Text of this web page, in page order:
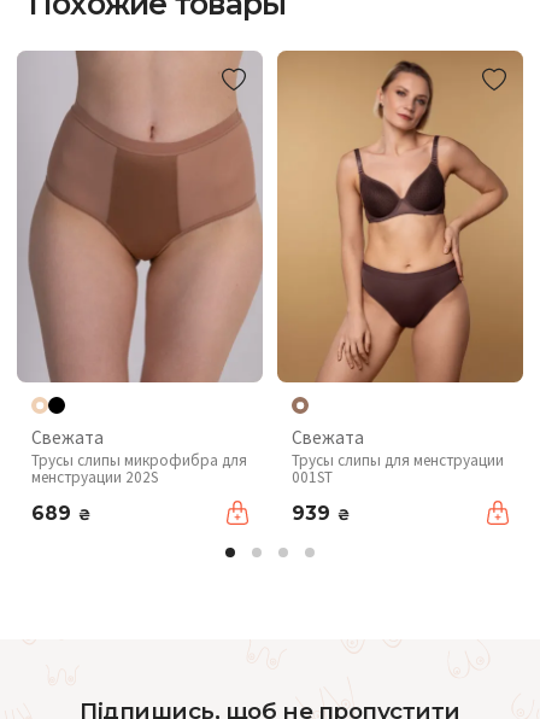
Свежата
Трусы слипы микрофибра для
менструации 202S
689 ₴
Свежата
Трусы слипы для менструации
001ST
939 ₴
Підпишись, щоб не пропустити